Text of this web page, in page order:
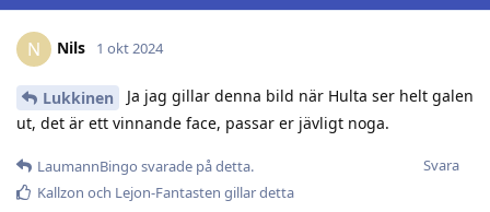
N Nils 1 okt 2024
Lukkinen
Ja jag gillar denna bild när Hulta ser helt galen
ut, det är ett vinnande face, passar er jävligt noga.
Svara
LaumannBingo svarade på detta.
Kallzon och Lejon-Fantasten gillar detta